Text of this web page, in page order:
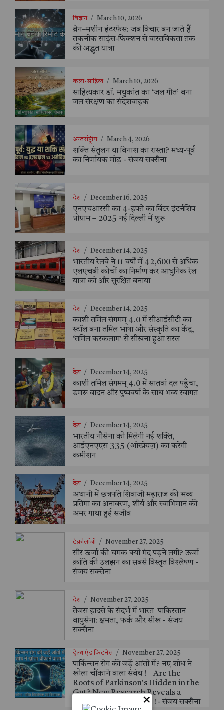
विज्ञान / March 10, 2026
ब्रेन–मशीन इंटरफेस: जब विचार बन जाते हैं
तकनीक साइंस-फिक्शन से वास्तविकता तक
की अद्भुत यात्रा
कला-साहित्य / March 10, 2026
साहित्यकार डॉ. मधुकांत का ‘जल गीत’ बना
जल संरक्षण का संदेशवाहक
अन्तर्राष्ट्रीय / March 4, 2026
शक्ति संतुलन या विनाश का रास्ता? मध्य-पूर्व
का निर्णायक मोड़ - संजय सक्सैना
देश / December 16, 2025
एनएचआरसी का 4-हफ्ते का विंटर इंटर्नशिप
प्रोग्राम – 2025 नई दिल्ली में शुरू
देश / December 14, 2025
भारतीय रेलवे ने 11 वर्षों में 42,600 से अधिक
एलएचबी कोचों का निर्माण कर आधुनिक रेल
यात्रा को और सुरक्षित बनाया
देश / December 14, 2025
काशी तमिल संगमम् 4.0 में सीआईसीटी का
स्टॉल बना तमिल भाषा और संस्कृति का केंद्र,
‘तमिल करकलाम’ से सीखना हुआ सरल
देश / December 14, 2025
काशी तमिल संगमम् 4.0 में सातवां दल पहुँचा,
डमरू वादन और पुष्पवर्षा के साथ भव्य स्वागत
देश / December 14, 2025
भारतीय नौसेना को मिलेगी नई शक्ति,
आईएनएएस 335 (ओस्प्रेयज़) का करेगी
कमीशन
देश / December 14, 2025
अथानी में छत्रपति शिवाजी महाराज की भव्य
प्रतिमा का अनावरण, शौर्य और स्वाभिमान की
अमर गाथा हुई सजीव
टेक्नोलॉजी / November 27, 2025
सौर ऊर्जा की चमक क्यों मंद पड़ने लगी? ऊर्जा
क्रांति की उलझन का सबसे विस्तृत विश्लेषण -
संजय सक्सेना
देश / November 27, 2025
तेजस हादसे के संदर्भ में भारत–पाकिस्तान
वायुसेना: क्षमता, फर्क और सीख - संजय
सक्सैना
हेल्थ एंड फिटनेस / November 27, 2025
पार्किन्सन रोग की जड़ें आंतों में? नए शोध ने
खोला चौंकाने वाला संबंध ! | Are the
Roots of Parkinson’s Hidden in the
Gut? New Research Reveals a
Shocking Connection ! - संजय सक्सैना
×